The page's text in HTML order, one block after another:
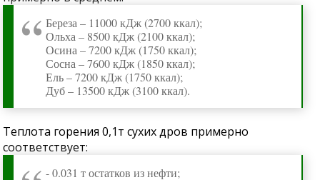
Береза – 11000 кДж (2700 ккал);
Ольха – 8500 кДж (2100 ккал);
Осина – 7200 кДж (1750 ккал);
Сосна – 7600 кДж (1850 ккал);
Ель – 7200 кДж (1750 ккал);
Дуб – 13500 кДж (3100 ккал).
Теплота горения 0,1т сухих дров примерно
соответствует:
- 0.031 т остатков из нефти;